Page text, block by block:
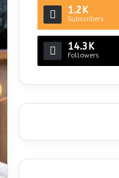
1.2K
Subscribers
14.3K
Followers